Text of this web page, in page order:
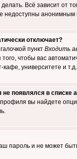
Всё зависит от
недоступны анонимным
отключает?
пункт Входить
чтобы вас
кафе, университете и т.д.
не появлялся в списке
профиля вы найдете
пароль и не может